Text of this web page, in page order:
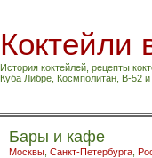
Коктейли
История коктейлей, рецепты
Куба Либре, Космполитан, B-52
Бары и кафе
Москвы Санкт-Петербурга